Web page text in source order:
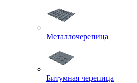
Металлочерепица
Битумная черепица